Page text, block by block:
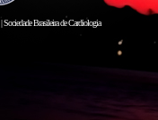
| Sociedade Brasileira de Cardiologia